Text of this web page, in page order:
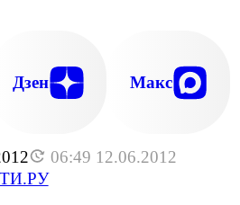
06:49 12.06.2012
Дзен Макс